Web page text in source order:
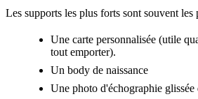
Les supports les plus forts sont souvent les
Une carte personnalisée (utile
tout emporter).
Un body de naissance
Une photo d'échographie glissée